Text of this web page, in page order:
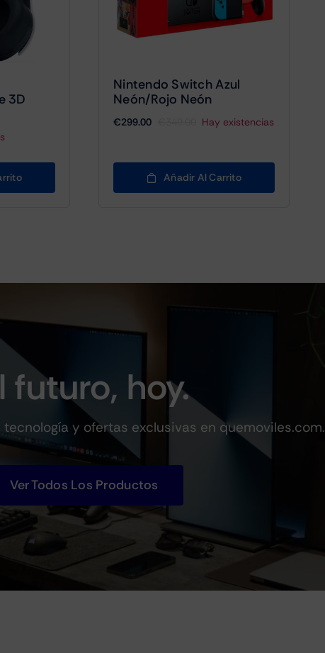
3D
Nintendo Switch Azul
Neón/Rojo Neón
original
era:
€349.00.
€299.00
actual
es:
€299.00.
Hay existencias
Añadir Al Carrito
futuro, hoy.
y ofertas exclusivas en quemoviles.com.
Ver Todos Los Productos